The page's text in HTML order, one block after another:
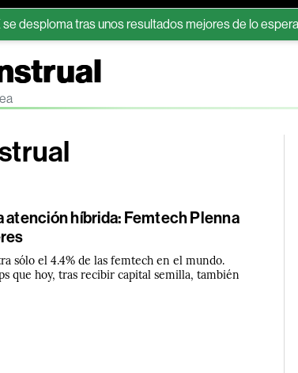
tras unos resultados mejores de lo esperado:
atención híbrida: Femtech Plenna
sólo el 4.4% de las femtech en el mundo.
que hoy, tras recibir capital semilla, también